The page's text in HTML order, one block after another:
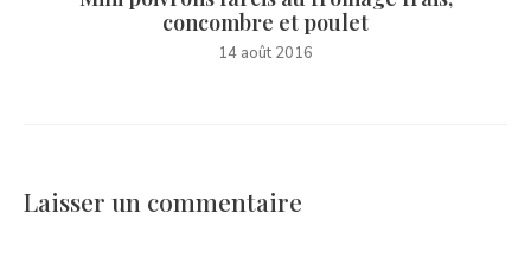
concombre et poulet
14 août 2016
Laisser un commentaire